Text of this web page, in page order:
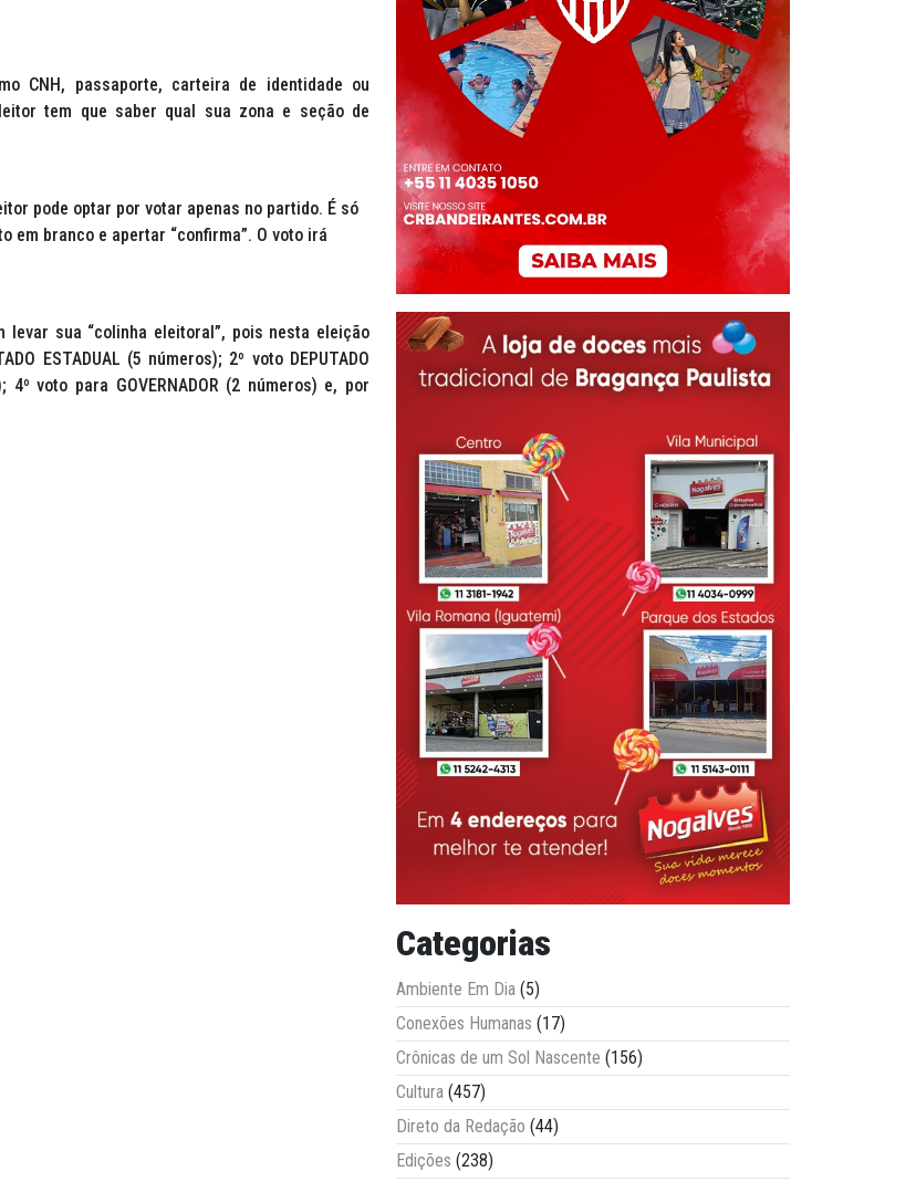
CNH, passaporte, carteira de identidade ou
tem que saber qual sua zona e seção de
pode optar por votar apenas no partido. É só
em branco e apertar “confirma”. O voto irá
sua “colinha eleitoral”, pois nesta eleição
ESTADUAL (5 números); 2º voto DEPUTADO
4º voto para GOVERNADOR (2 números) e, por
Categorias
Ambiente Em Dia (5)
Conexões Humanas (17)
Crônicas de um Sol Nascente (156)
Cultura (457)
Direto da Redação (44)
Edições (238)